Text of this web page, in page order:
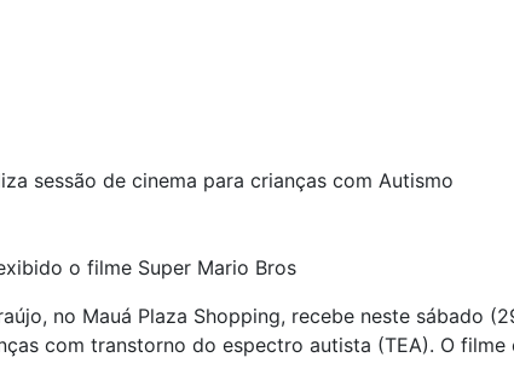
sessão de cinema para crianças com Autismo
o filme Super Mario Bros
no Mauá Plaza Shopping, recebe neste sábado
com transtorno do espectro autista (TEA). O filme